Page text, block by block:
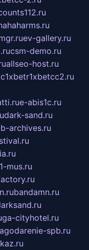
ev-gallery.ru
csm-demo.ru
allseo-host.ru
e-abis1c.ru
dark-sand.ru
archives.ru
1-mus.ru
bandamn.ru
cityhotel.ru
spb.ru